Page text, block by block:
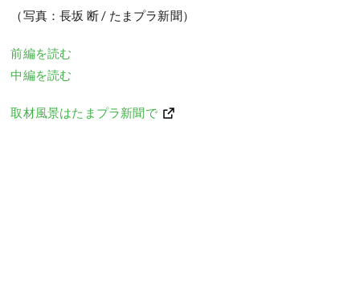
（写真：長坂 断 / たまプラ新聞）
前編を読む
中編を読む
取材風景はたまプラ新聞で